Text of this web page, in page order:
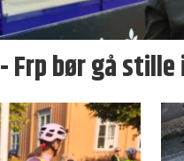
- Frp bør gå stille